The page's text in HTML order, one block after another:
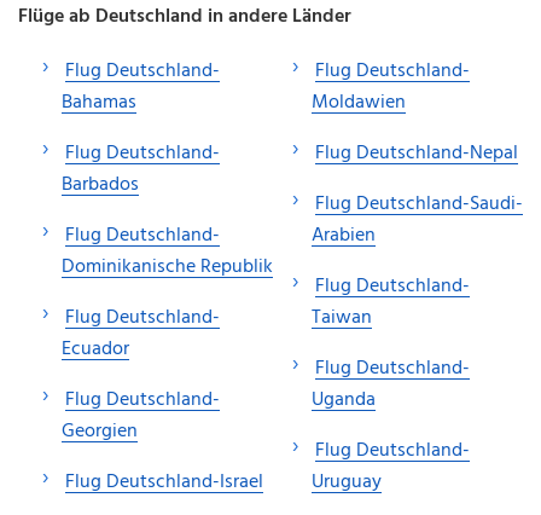
Flüge ab Deutschland in andere Länder
Flug Deutschland-
Bahamas
Flug Deutschland-
Barbados
Flug Deutschland-
Dominikanische Republik
Flug Deutschland-
Ecuador
Flug Deutschland-
Georgien
Flug Deutschland-Israel
Flug Deutschland-
Moldawien
Flug Deutschland-Nepal
Flug Deutschland-Saudi-
Arabien
Flug Deutschland-
Taiwan
Flug Deutschland-
Uganda
Flug Deutschland-
Uruguay